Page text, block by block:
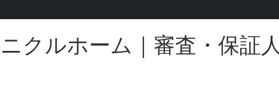
クルホーム｜審査・保証